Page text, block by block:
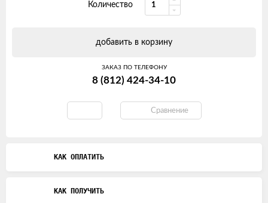
Количество
добавить в корзину
ЗАКАЗ ПО ТЕЛЕФОНУ
8 (812) 424-34-10
Сравнение
КАК ОПЛАТИТЬ
КАК ПОЛУЧИТЬ